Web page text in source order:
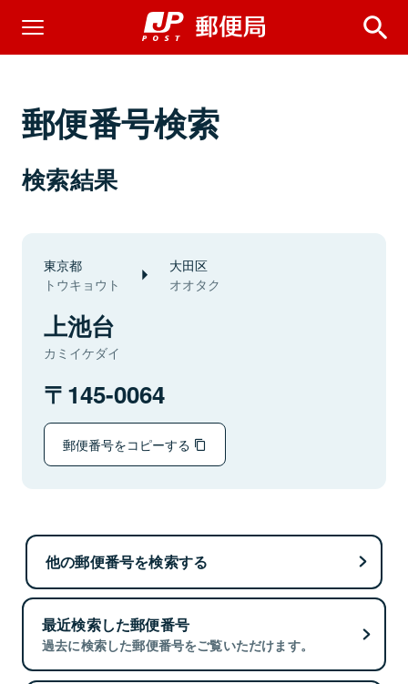
郵便番号検索
検索結果
東京都
トウキョウト
大田区
オオタク
上池台
カミイケダイ
145-0064
郵便番号をコピーする
他の郵便番号を検索する
最近検索した郵便番号
過去に検索した郵便番号をご覧いただけます。